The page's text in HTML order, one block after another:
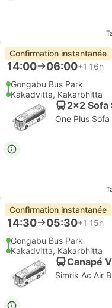
Confirmation instantanée
14:00 06:00+1 16h
Gongabu Bus Park
Kakadvitta, Kakarbhitta
2x2 Sofa
One Plus
Confirmation instantanée
14:30 05:30+1 15h
Gongabu Bus Park
Kakadvitta, Kakarbhitta
Canapé
Simrik Ac Air